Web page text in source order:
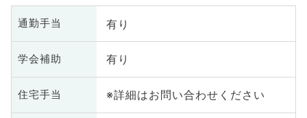
通勤手当 有り
学会補助 有り
住宅手当 ※詳細はお問い合わせください